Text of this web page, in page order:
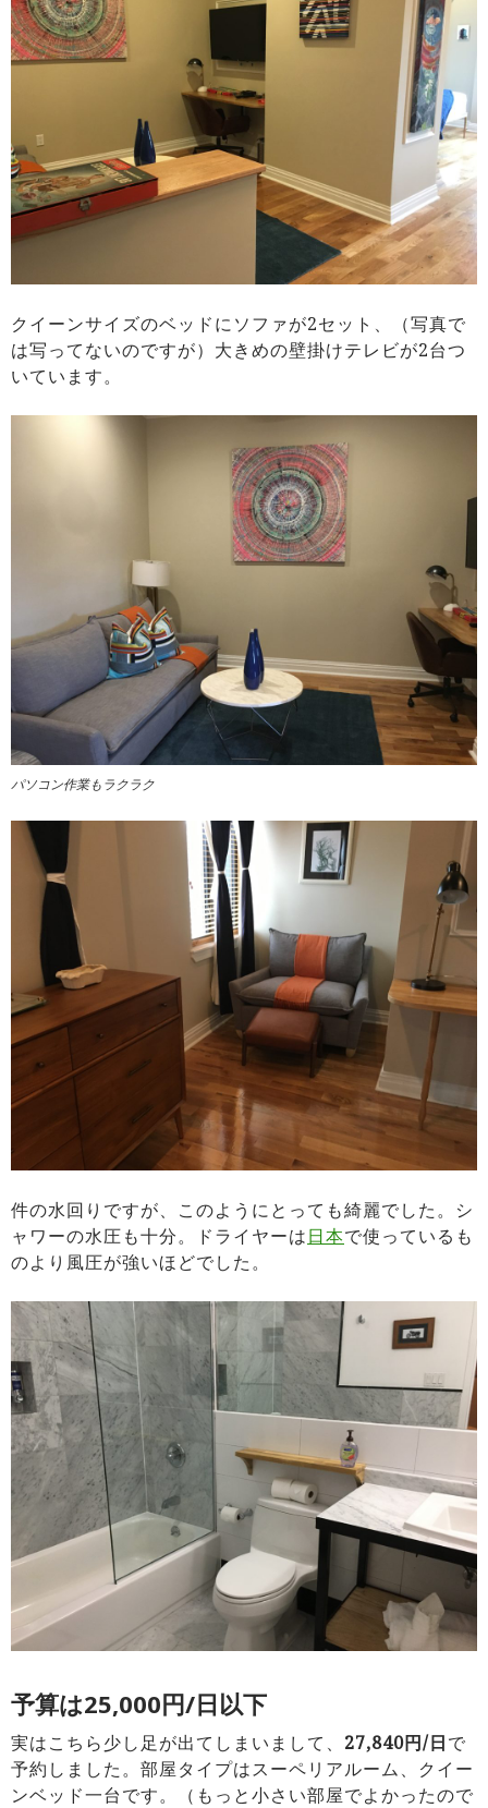
クイーンサイズのベッドにソファが2セット、（写真で
は写ってないのですが）大きめの壁掛けテレビが2台つ
いています。
パソコン作業もラクラク
件の水回りですが、このようにとっても綺麗でした。シ
ャワーの水圧も十分。ドライヤーは日本で使っているも
のより風圧が強いほどでした。
予算は25,000円/日以下
実はこちら少し足が出てしまいまして、 27,840円/日で
予約しました。部屋タイプはスーペリアルーム、クイー
ンベッド一台です。（もっと小さい部屋でよかったので